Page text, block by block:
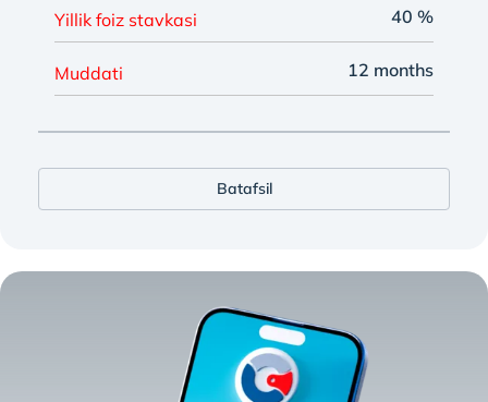
Yillik foiz stavkasi 40 %
Muddati 12 months
Batafsil